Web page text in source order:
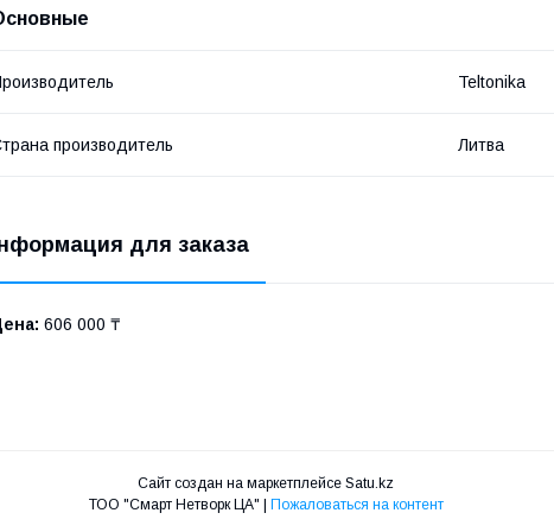
Teltonika
производитель Литва
для заказа
606 000 ₸
Сайт создан на маркетплейсе Satu.kz
Пожаловаться на контент